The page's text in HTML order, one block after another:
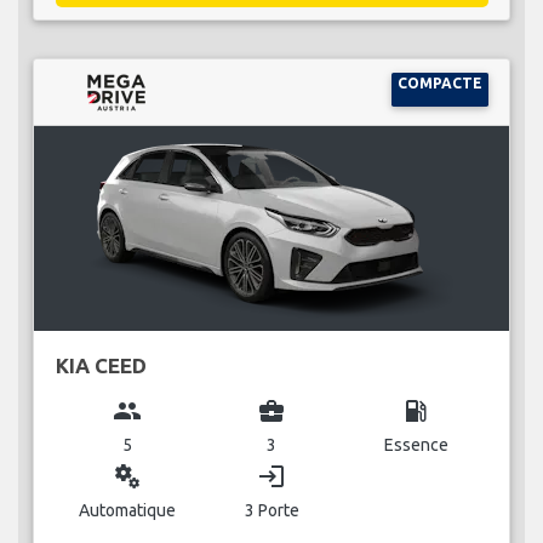
COMPACTE
KIA CEED
group
5
business_center
3
local_gas_station
Essence
miscellaneous_services
Automatique
login
3 Porte